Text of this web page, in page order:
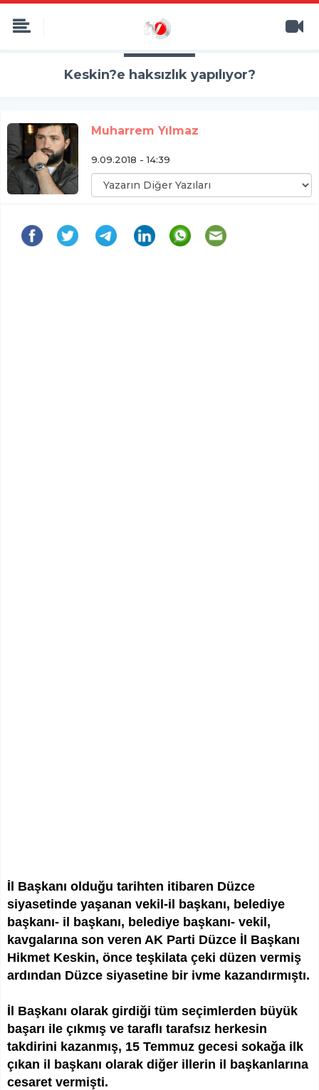
Keskin?e haksızlık yapılıyor?
Muharrem Yılmaz
9.09.2018 - 14:39
İl Başkanı olduğu tarihten itibaren Düzce
siyasetinde yaşanan vekil-il başkanı, belediye
başkanı- il başkanı, belediye başkanı- vekil,
kavgalarına son veren AK Parti Düzce İl Başkanı
Hikmet Keskin, önce teşkilata çeki düzen vermiş
ardından Düzce siyasetine bir ivme kazandırmıştı.
İl Başkanı olarak girdiği tüm seçimlerden büyük
başarı ile çıkmış ve taraflı tarafsız herkesin
takdirini kazanmış, 15 Temmuz gecesi sokağa ilk
çıkan il başkanı olarak diğer illerin il başkanlarına
cesaret vermişti.